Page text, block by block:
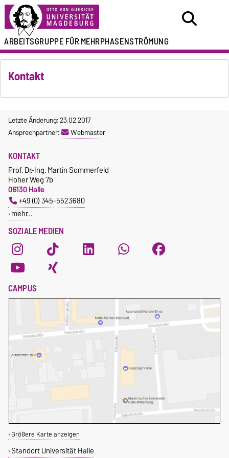
ARBEITSGRUPPE FÜRMEHRPHASENSTRÖMUNG
Kontakt
Letzte Änderung: 23.02.2017
Ansprechpartner:
Webmaster
SOZIALE MEDIEN
KONTAKT
Prof. Dr.-Ing. Martin Sommerfeld
Hoher Weg 7b
06130 Halle
+49 (0) 345-5523680
mehr…
CAMPUS
Größere Karte anzeigen
Standort Universität Halle